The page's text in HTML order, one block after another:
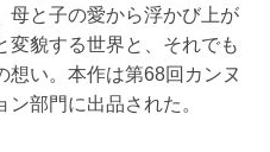
母と子の愛から浮かび上が
変貌する世界と、それでも
想い。本作は第68回カンヌ
部門に出品された。